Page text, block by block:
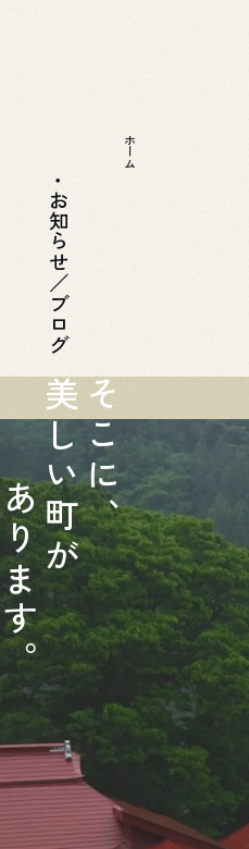
ホーム
お知らせ／ブログ
そ
こ
に
、
美
し
い
町
が